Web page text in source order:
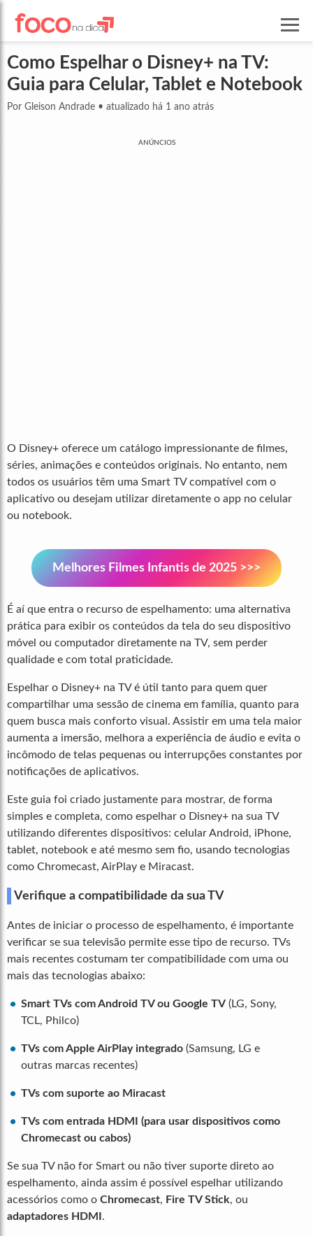
Como Espelhar o Disney+ na TV:
Guia para Celular, Tablet e Notebook
Por Gleison Andrade • atualizado há 1 ano atrás
ANÚNCIOS
O Disney+ oferece um catálogo impressionante de filmes,
séries, animações e conteúdos originais. No entanto, nem
todos os usuários têm uma Smart TV compatível com o
aplicativo ou desejam utilizar diretamente o app no celular
ou notebook.
Melhores Filmes Infantis de 2025 >>>
É aí que entra o recurso de espelhamento: uma alternativa
prática para exibir os conteúdos da tela do seu dispositivo
móvel ou computador diretamente na TV, sem perder
qualidade e com total praticidade.
Espelhar o Disney+ na TV é útil tanto para quem quer
compartilhar uma sessão de cinema em família, quanto para
quem busca mais conforto visual. Assistir em uma tela maior
aumenta a imersão, melhora a experiência de áudio e evita o
incômodo de telas pequenas ou interrupções constantes por
notificações de aplicativos.
Este guia foi criado justamente para mostrar, de forma
simples e completa, como espelhar o Disney+ na sua TV
utilizando diferentes dispositivos: celular Android, iPhone,
tablet, notebook e até mesmo sem fio, usando tecnologias
como Chromecast, AirPlay e Miracast.
Verifique a compatibilidade da sua TV
Antes de iniciar o processo de espelhamento, é importante
verificar se sua televisão permite esse tipo de recurso. TVs
mais recentes costumam ter compatibilidade com uma ou
mais das tecnologias abaixo:
Smart TVs com Android TV ou Google TV (LG, Sony,
TCL, Philco)
TVs com Apple AirPlay integrado (Samsung, LG e
outras marcas recentes)
TVs com suporte ao Miracast
TVs com entrada HDMI (para usar dispositivos como
Chromecast ou cabos)
Se sua TV não for Smart ou não tiver suporte direto ao
espelhamento, ainda assim é possível espelhar utilizando
acessórios como o Chromecast, Fire TV Stick, ou
adaptadores HDMI .